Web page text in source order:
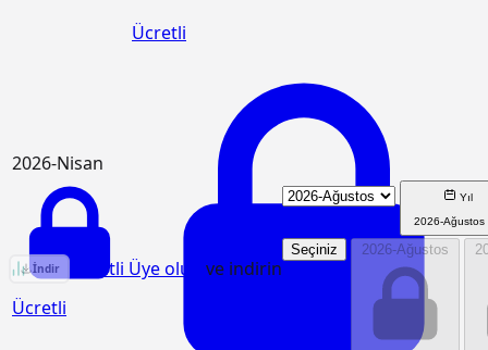
Ücretli
2026-Nisan
Ücretli
KGM/5007/K Birim Fiyat Analizi
İndir Ücretli Üye olun ve indirin
Yıl
2026-Ağustos
Seçiniz 2026-Ağustos